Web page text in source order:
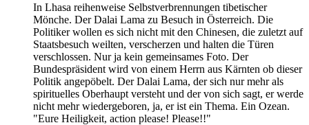
In Lhasa reihenweise Selbstverbrennungen tibetischer
Mönche. Der Dalai Lama zu Besuch in Österreich. Die
Politiker wollen es sich nicht mit den Chinesen, die zuletzt auf
Staatsbesuch weilten, verscherzen und halten die Türen
verschlossen. Nur ja kein gemeinsames Foto. Der
Bundespräsident wird von einem Herrn aus Kärnten ob dieser
Politik angepöbelt. Der Dalai Lama, der sich nur mehr als
spirituelles Oberhaupt versteht und der von sich sagt, er werde
nicht mehr wiedergeboren, ja, er ist ein Thema. Ein Ozean.
"Eure Heiligkeit, action please! Please!!"